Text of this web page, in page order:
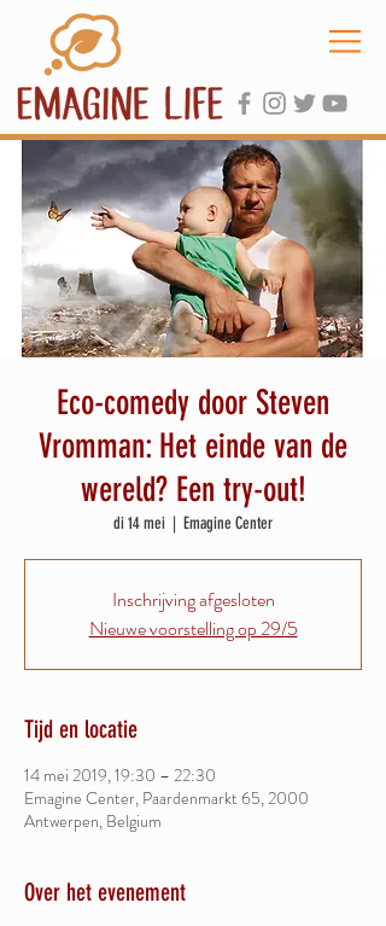
Eco-comedy door Steven
Vromman: Het einde van de
wereld? Een try-out!
di 14 mei
  |
Emagine Center
Inschrijving afgesloten
Nieuwe voorstelling op 29/5
Tijd en locatie
14 mei 2019, 19:30 – 22:30
Emagine Center, Paardenmarkt 65, 2000
Antwerpen, Belgium
Over het evenement